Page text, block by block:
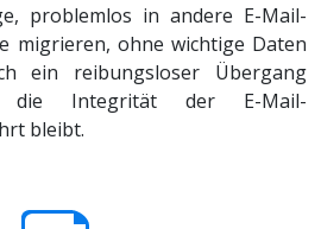
problemlos in andere E-Mail-
migrieren, ohne wichtige Daten
ein reibungsloser Übergang
die Integrität der E-Mail-
bleibt.